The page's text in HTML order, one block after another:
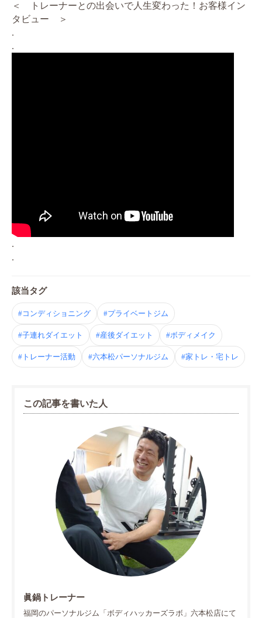
＜ トレーナーとの出会いで人生変わった！お客様イン
タビュー ＞
.
.
.
.
該当タグ
#コンディショニング #プライベートジム
#子連れダイエット #産後ダイエット #ボディメイク
#トレーナー活動 #六本松パーソナルジム #家トレ・宅トレ
この記事を書いた人
眞鍋トレーナー
福岡のパーソナルジム「ボディハッカーズラボ」六本松店にて